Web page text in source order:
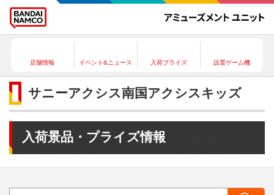
店舗情報 イベント&ニュース 入荷プライズ 設置ゲーム機
サニーアクシス南国アクシスキッズ
入荷景品・プライズ情報